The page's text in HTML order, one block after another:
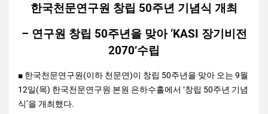
한국천문연구원 창립 50주년 기념식 개최
– 연구원 창립 50주년을 맞아 ‘KASI 장기비전
2070’수립
■ 한국천문연구원(이하 천문연)이 창립 50주년을 맞아 오는 9월
12일(목) 한국천문연구원 본원 은하수홀에서 ‘창립 50주년 기념
식’을 개최했다.